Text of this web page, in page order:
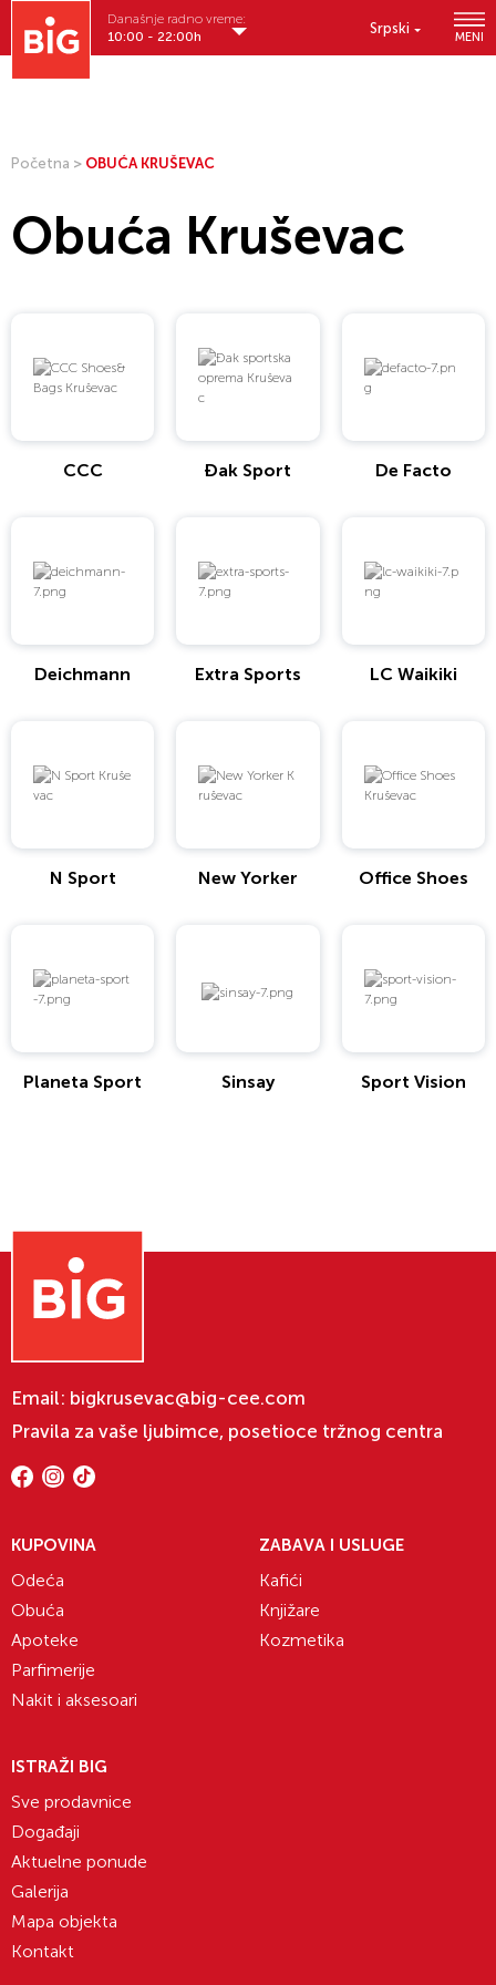
Srpski
MENI
Današnje radno vreme:
10:00 - 22:00h
Početna > OBUĆA KRUŠEVAC
Obuća Kruševac
CCC Đak Sport De Facto
Deichmann Extra Sports LC Waikiki
N Sport New Yorker Office Shoes
Planeta Sport Sinsay Sport Vision
Email: bigkrusevac@big-cee.com
Pravila za vaše ljubimce, posetioce tržnog centra
KUPOVINA
Odeća
Obuća
Apoteke
Parfimerije
Nakit i aksesoari
ZABAVA I USLUGE
Kafići
Knjižare
Kozmetika
ISTRAŽI BIG
Sve prodavnice
Događaji
Aktuelne ponude
Galerija
Mapa objekta
Kontakt